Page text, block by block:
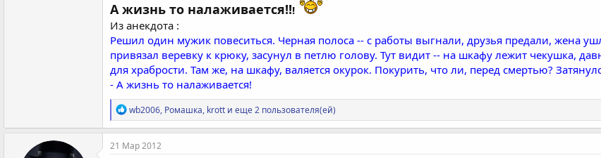
А жизнь то налаживается!!!
Из анекдота :
Решил один мужик повеситься. Черная полоса -- с работы выгнали, друзья предали, жена
привязал веревку к крюку, засунул в петлю голову. Тут видит -- на шкафу лежит чекушка,
для храбрости. Там же, на шкафу, валяется окурок. Покурить, что ли, перед смертью?
- А жизнь то налаживается!
Р
е
а
к
wb2006, Ромашка, krott и еще 2 пользователя(ей)
21 Мар 2012